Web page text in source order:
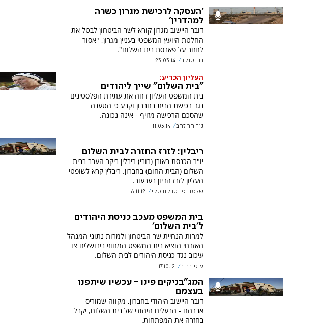
'העסקה לרכישת מגרון כשרה
למהדרין'
דובר היישוב מגרון קורא לשר הביטחון לבטל את
החלטת היועץ המשפטי בעניין מגרון, "אסור
לחזור על פארסת בית השלום".
בני טוקר 23.03.14
העליון הכריע:
"בית השלום" שייך ליהודים
בית המשפט העליון דחה את עתירת הפלסטינים
נגד רכישת הבית בחברון וקבע כי הטענה
שהסכם הרכישה מזויף - אינה נכונה.
ניר הר זהב 11.03.14
ריבלין: לזרז החזרה לבית השלום
יו"ר הכנסת ראובן (רובי) ריבלין ביקר הערב בבית
השלום (הבית החום) בחברון. ריבלין קרא לשופטי
העליון לזרז הדיון בערעור.
שלמה פיוטרקובסקי 6.11.12
בית המשפט מעכב כניסת היהודים
ל'בית השלום'
למרות הנחיית שר הביטחון ולמרות נתוני המנהל
האזרחי הוציא בית המשפט המחוזי בירושלים צו
עיכוב נגד כניסת היהודים לבית השלום.
עוזי ברוך 17.10.12
המג"בניקים פינו - עכשיו שיתפנו
בעצמם
דובר היישוב היהודי בחברון, מקווה שמוריס
אברהם - הבעלים היהודי של בית השלום, יקבל
בחזרה את המפתחות.